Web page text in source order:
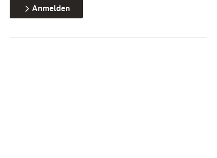
Anmelden